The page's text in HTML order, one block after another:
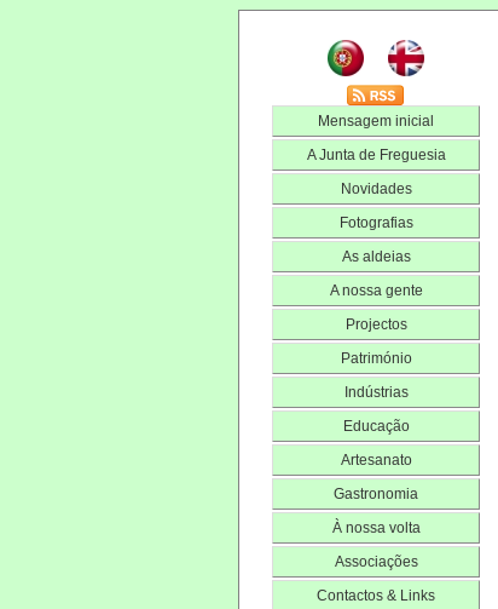
Mensagem inicial
A Junta de Freguesia
Novidades
Fotografias
As aldeias
A nossa gente
Projectos
Património
Indústrias
Educação
Artesanato
Gastronomia
À nossa volta
Associações
Contactos & Links